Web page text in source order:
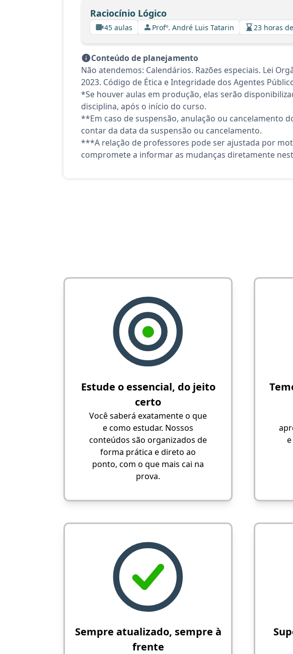
Raciocínio Lógico
45 aulas Profº. André Luis Tatarin 23 horas
Conteúdo de planejamento
Não atendemos: Calendários. Razões especiais. Lei
2023. Código de Ética e Integridade dos Agentes
*Se houver aulas em produção, elas serão
disciplina, após o início do curso.
**Em caso de suspensão, anulação ou cancelamento
contar da data da suspensão ou cancelamento.
***A relação de professores pode ser ajustada por
compromete a informar as mudanças diretamente
Estude o essencial, do jeito
certo
Você saberá exatamente o que
e como estudar. Nossos
conteúdos são organizados de
forma prática e direto ao
ponto, com o que mais cai na
prova.
Sempre atualizado, sempre à
frente